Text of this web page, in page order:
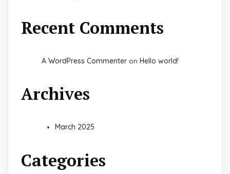
Recent Comments
A WordPress Commenter on Hello world!
Archives
March 2025
Categories